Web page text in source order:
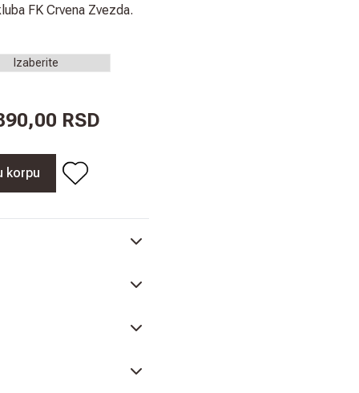
FK Crvena Zvezda.
RSD
korpu